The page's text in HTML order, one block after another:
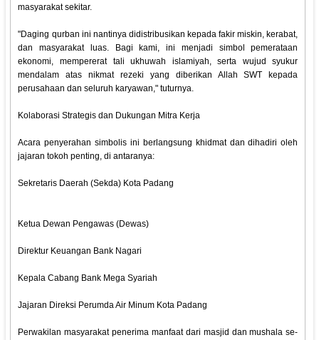
masyarakat sekitar.
"Daging qurban ini nantinya didistribusikan kepada fakir miskin, kerabat,
dan masyarakat luas. Bagi kami, ini menjadi simbol pemerataan
ekonomi, mempererat tali ukhuwah islamiyah, serta wujud syukur
mendalam atas nikmat rezeki yang diberikan Allah SWT kepada
perusahaan dan seluruh karyawan," tuturnya.
Kolaborasi Strategis dan Dukungan Mitra Kerja
Acara penyerahan simbolis ini berlangsung khidmat dan dihadiri oleh
jajaran tokoh penting, di antaranya:
Sekretaris Daerah (Sekda) Kota Padang
Ketua Dewan Pengawas (Dewas)
Direktur Keuangan Bank Nagari
Kepala Cabang Bank Mega Syariah
Jajaran Direksi Perumda Air Minum Kota Padang
Perwakilan masyarakat penerima manfaat dari masjid dan mushala se-